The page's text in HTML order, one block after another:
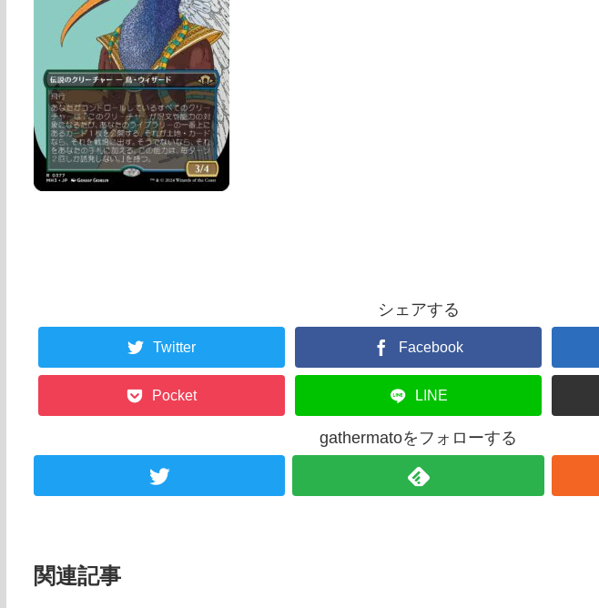
シェアする
Twitter Facebook
Pocket LINE
gathermatoをフォローする
関連記事